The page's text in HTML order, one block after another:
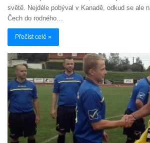
světě. Nejdéle pobýval v Kanadě, odkud se ale
Čech do rodného…
Přečíst celé »